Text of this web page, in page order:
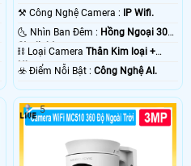
⚒ Công Nghệ Camera : IP Wifi.
🌜 Nhìn Ban Đêm : Hồng Ngoại 30m
Starlight.
⛓ Loại CameraThân Kim loại +
Nhựa.
️☣️ Điểm Nỗi Bật :Công Nghệ AI.
5